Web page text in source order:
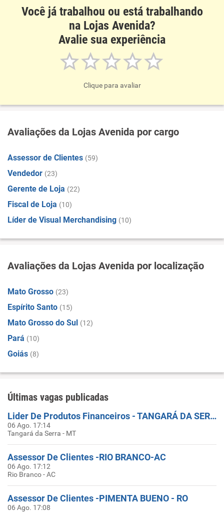
Você já trabalhou ou está trabalhando
na Lojas Avenida?
Avalie sua experiência
Clique para avaliar
Avaliações da Lojas Avenida por cargo
Assessor de Clientes (59)
Vendedor (23)
Gerente de Loja (22)
Fiscal de Loja (10)
Líder de Visual Merchandising (10)
Avaliações da Lojas Avenida por localização
Mato Grosso (23)
Espírito Santo (15)
Mato Grosso do Sul (12)
Pará (10)
Goiás (8)
Últimas vagas publicadas
Lider De Produtos Financeiros - TANGARÁ DA SERRA-MT
06 Ago. 17:14
Tangará da Serra - MT
Assessor De Clientes -RIO BRANCO-AC
06 Ago. 17:12
Rio Branco - AC
Assessor De Clientes -PIMENTA BUENO - RO
06 Ago. 17:08